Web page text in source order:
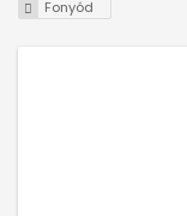
Fonyód